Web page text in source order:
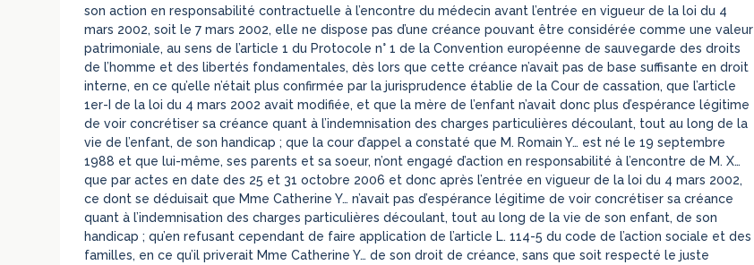
son action en responsabilité contractuelle à l’encontre du médecin avant l’entrée en vigueur de la loi du 4
mars 2002, soit le 7 mars 2002, elle ne dispose pas d’une créance pouvant être considérée comme une valeur
patrimoniale, au sens de l’article 1 du Protocole n° 1 de la Convention européenne de sauvegarde des droits
de l’homme et des libertés fondamentales, dès lors que cette créance n’avait pas de base suffisante en droit
interne, en ce qu’elle n’était plus confirmée par la jurisprudence établie de la Cour de cassation, que l’article
1er-I de la loi du 4 mars 2002 avait modifiée, et que la mère de l’enfant n’avait donc plus d’espérance légitime
de voir concrétiser sa créance quant à l’indemnisation des charges particulières découlant, tout au long de la
vie de l’enfant, de son handicap ; que la cour d’appel a constaté que M. Romain Y… est né le 19 septembre
1988 et que lui-même, ses parents et sa soeur, n’ont engagé d’action en responsabilité à l’encontre de M. X…
que par actes en date des 25 et 31 octobre 2006 et donc après l’entrée en vigueur de la loi du 4 mars 2002,
ce dont se déduisait que Mme Catherine Y… n’avait pas d’espérance légitime de voir concrétiser sa créance
quant à l’indemnisation des charges particulières découlant, tout au long de la vie de son enfant, de son
handicap ; qu’en refusant cependant de faire application de l’article L. 114-5 du code de l’action sociale et des
familles, en ce qu’il priverait Mme Catherine Y… de son droit de créance, sans que soit respecté le juste